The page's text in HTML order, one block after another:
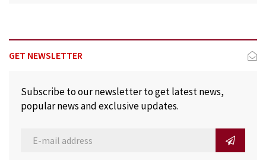
GET NEWSLETTER
Subscribe to our newsletter to get latest news,
popular news and exclusive updates.